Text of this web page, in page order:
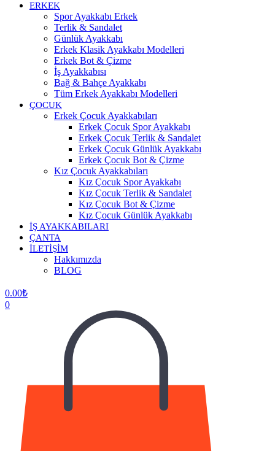
ERKEK
Spor Ayakkabı Erkek
Terlik & Sandalet
Günlük Ayakkabı
Erkek Klasik Ayakkabı Modelleri
Erkek Bot & Çizme
İş Ayakkabısı
Bağ & Bahçe Ayakkabı
Tüm Erkek Ayakkabı Modelleri
ÇOCUK
Erkek Çocuk Ayakkabıları
Erkek Çocuk Spor Ayakkabı
Erkek Çocuk Terlik & Sandalet
Erkek Çocuk Günlük Ayakkabı
Erkek Çocuk Bot & Çizme
Kız Çocuk Ayakkabıları
Kız Çocuk Spor Ayakkabı
Kız Çocuk Terlik & Sandalet
Kız Çocuk Bot & Çizme
Kız Çocuk Günlük Ayakkabı
İŞ AYAKKABILARI
ÇANTA
İLETİŞİM
Hakkımızda
BLOG
0.00₺
0